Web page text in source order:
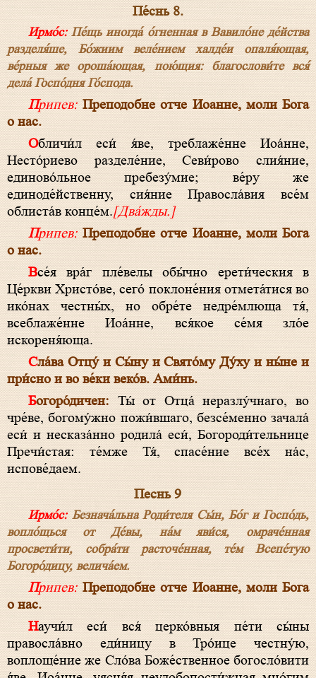
Пе́снь 8.
Ирмо́с:Пе́щь иногда́ о́гненная в Вавило́не де́йства
разделя́ше, Бо́жиим веле́нием халде́и опаля́ющая,
ве́рныя же ороша́ющая, пою́щия: благослови́те вся́
дела́ Госпо́дня Го́спода.
Припев: Преподобне отче Иоанне, моли Бога
о нас.
Обличи́л еси́ я́ве, треблаже́нне Иоа́нне,
Несто́риево разделе́ние, Севи́рово слия́ние,
единово́льное пребезу́мие; ве́ру же
единоде́йственну, сия́ние Правосла́вия все́м
облиста́в конце́м.[Два́жды.]
Припев: Преподобне отче Иоанне, моли Бога
о нас.
Все́я вра́г пле́велы обы́чно ерети́ческия в
Це́ркви Христо́ве, сего́ поклоне́ния отмета́тися во
ико́нах честны́х, но обре́те недре́млюща тя́,
всеблаже́нне Иоа́нне, вся́кое се́мя зло́е
искореня́юща.
Сла́ва Отцу́ и Сы́ну и Свято́му Ду́ху и ны́не и
при́сно и во ве́ки веко́в. Ами́нь.
Богоро́дичен: Ты́ от Отца́ неразлу́чнаго, во
чре́ве, богому́жно пожи́вшаго, безсе́менно зачала́
еси́ и несказа́нно родила́ еси́, Богороди́тельнице
Пречи́стая: те́мже Тя́, спасе́ние все́х на́с,
испове́даем.
Песнь 9
Ирмо́с:Безнача́льна Роди́теля Сы́н, Бо́г и Госпо́дь,
вопло́щься от Де́вы, на́м яви́ся, омраче́нная
просвети́ти, собра́ти расточе́нная, те́м Всепе́тую
Богоро́дицу, велича́ем.
Припев: Преподобне отче Иоанне, моли Бога
о нас.
Научи́л еси́ вся́ церко́вныя пе́ти сы́ны
правосла́вно еди́ницу в Тро́ице честну́ю,
воплоще́ние же Сло́ва Боже́ственное богосло́вити